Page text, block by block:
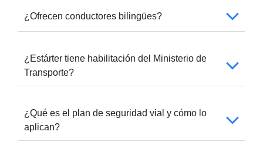
¿Ofrecen conductores bilingües?
¿Estárter tiene habilitación del Ministerio de
Transporte?
¿Qué es el plan de seguridad vial y cómo lo
aplican?